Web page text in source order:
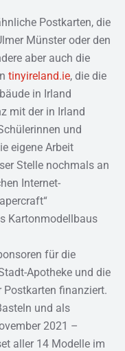
Postkarten, die
Münster oder den
aber auch die
tinyireland.ie, die die
in Irland
mit der in Irland
und
eigene Arbeit
Stelle nochmals an
Internet-
Kartonmodellbaus
für die
Apotheke und die
Postkarten finanziert.
und als
2021 –
aller 14 Modelle im